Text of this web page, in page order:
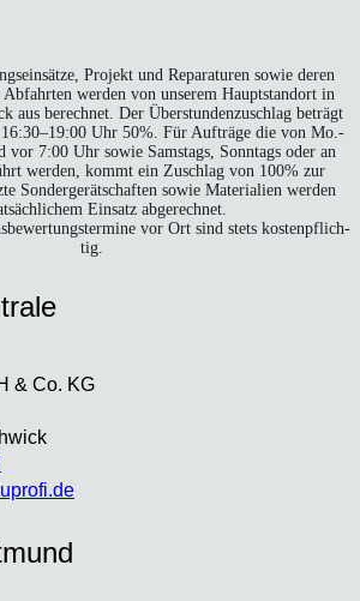
Pro­jekt und Repa­ra­tu­ren sowie deren
Abfahr­ten wer­den von unse­rem Haupt­stand­ort in
aus berech­net. Der Über­stun­den­zu­schlag beträgt
Uhr 50%. Für Auf­trä­ge die von Mo.-
vor 7:00 Uhr sowie Sams­tags, Sonn­tags oder an
wer­den, kommt ein Zuschlag von 100% zur
Son­der­ge­rät­schaf­ten sowie Mate­ria­li­en wer­den
Ein­satz abge­rech­net.
vor Ort sind stets kos­ten­pflich­
tig.
& Co. KG